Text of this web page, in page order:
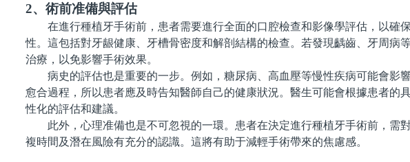
2、術前准備與評估
在進行種植牙手術前，患者需要進行全面的口腔檢查和影像學評估，以確
性。這包括對牙龈健康、牙槽骨密度和解剖結構的檢查。若發現齲齒、牙周病
治療，以免影響手術效果。
病史的評估也是重要的一步。例如，糖尿病、高血壓等慢性疾病可能會影
愈合過程，所以患者應及時告知醫師自己的健康狀況。醫生可能會根據患者的
性化的評估和建議。
此外，心理准備也是不可忽視的一環。患者在決定進行種植牙手術前，需
複時間及潛在風險有充分的認識。這將有助于減輕手術帶來的焦慮感。